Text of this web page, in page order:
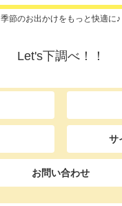
季節のお出かけをもっと快適に♪
Let's下調べ！！
サ
お問い合わせ